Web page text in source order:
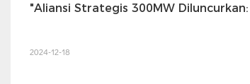
"Aliansi Strategis 300MW Diluncurkan:
2024-12-18